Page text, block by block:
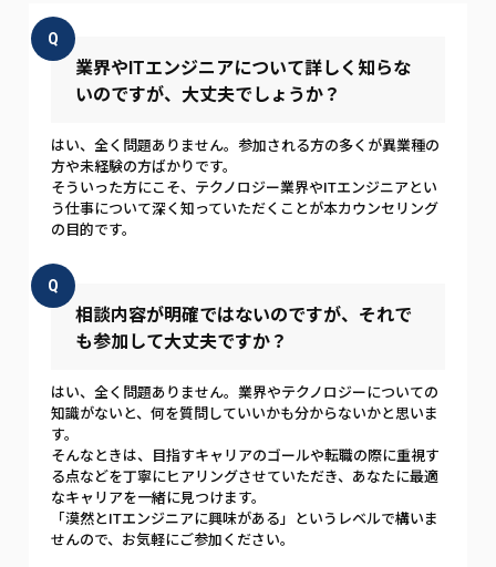
Q
業界やITエンジニアについて詳しく知らな
いのですが、大丈夫でしょうか？
はい、全く問題ありません。参加される方の多くが異業種の
方や未経験の方ばかりです。
そういった方にこそ、テクノロジー業界やITエンジニアとい
う仕事について深く知っていただくことが本カウンセリング
の目的です。
Q
相談内容が明確ではないのですが、それで
も参加して大丈夫ですか？
はい、全く問題ありません。業界やテクノロジーについての
知識がないと、何を質問していいかも分からないかと思いま
す。
そんなときは、目指すキャリアのゴールや転職の際に重視す
る点などを丁寧にヒアリングさせていただき、あなたに最適
なキャリアを一緒に見つけます。
「漠然とITエンジニアに興味がある」というレベルで構いま
せんので、お気軽にご参加ください。